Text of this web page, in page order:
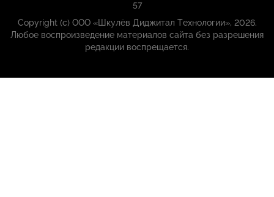
57
Copyright (с) ООО «Шкулёв Диджитал Технологии», 2026.
Любое воспроизведение материалов сайта без разрешения
редакции воспрещается.